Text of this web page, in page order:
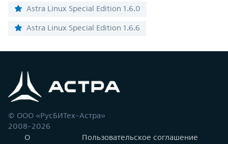
Astra Linux Special Edition 1.6.0
Astra Linux Special Edition 1.6.6
© ООО «РусБИТех-Астра»
2008-2026
О
Пользовательское соглашение